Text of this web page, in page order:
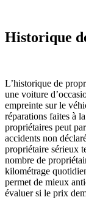
Historique
L’historique de
une voiture
empreinte sur le
réparations faites à
propriétaires peut
accidents non
propriétaire sérieux
nombre de
kilométrage
permet de mieux
évaluer si le prix